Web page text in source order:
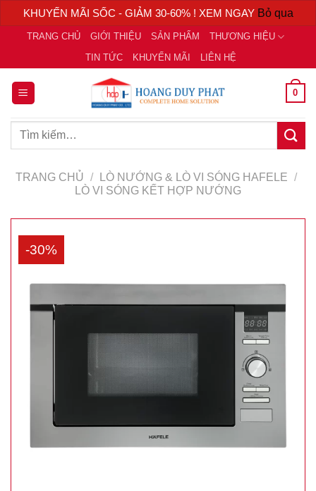
KHUYẾN MÃI SỐC - GIẢM 30-60% ! XEM NGAY Bỏ qua
Chuyển
nội
dung
TRANG CHỦ GIỚI THIỆU SẢN PHẨM
THƯƠNG HIỆU
TIN TỨC
KHUYẾN MÃI LIÊN HỆ
0
Tìm
TRANG CHỦ / LÒ NƯỚNG & LÒ VI SÓNG HAFELE /
LÒ VI SÓNG KẾT HỢP NƯỚNG
-30%